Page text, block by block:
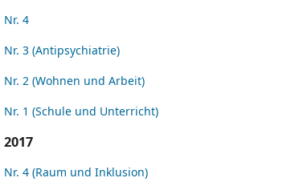
Nr. 4
Nr. 3 (Antipsychiatrie)
Nr. 2 (Wohnen und Arbeit)
Nr. 1 (Schule und Unterricht)
2017
Nr. 4 (Raum und Inklusion)